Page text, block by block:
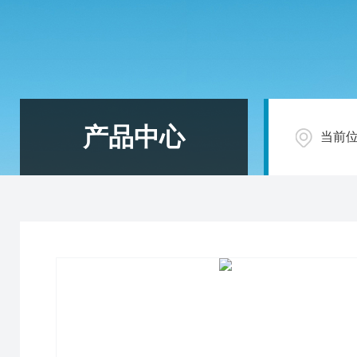
产品中心 当前